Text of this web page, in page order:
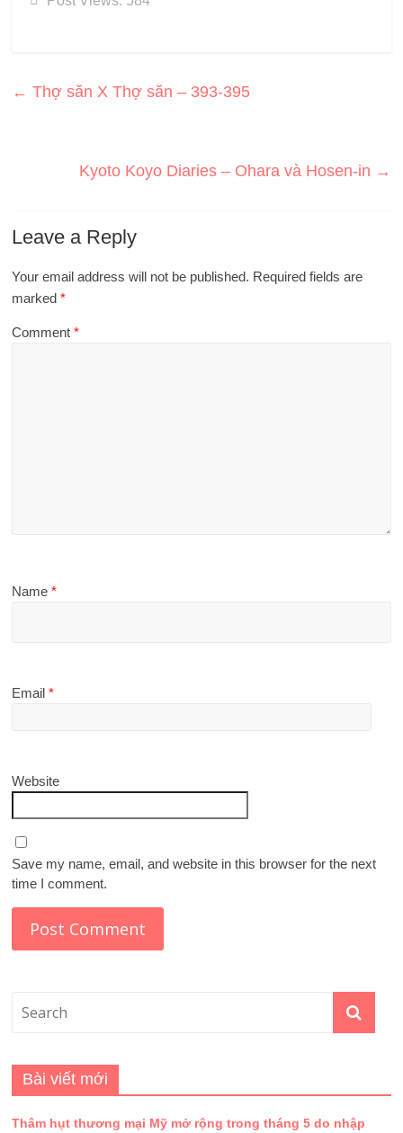
← Thợ săn X Thợ săn – 393-395
Kyoto Koyo Diaries – Ohara và Hosen-in →
Leave a Reply
Your email address will not be published. Required fields are
marked*
Comment*
Name*
Email*
Website
Save my name, email, and website in this browser for the next
time I comment.
Bài viết mới
Thâm hụt thương mại Mỹ mở rộng trong tháng 5 do nhập